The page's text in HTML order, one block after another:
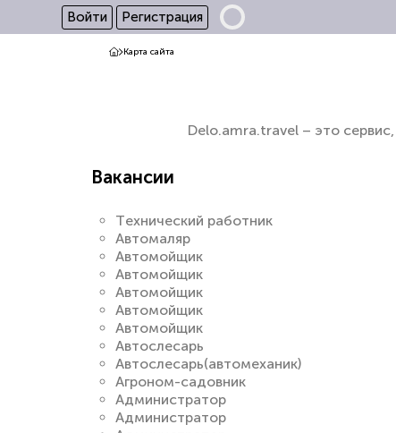
Войти Регистрация
Карта сайта
Delo.amra.travel – это
Вакансии
Tехнический работник
Автомаляр
Автомойщик
Автомойщик
Автомойщик
Автомойщик
Автомойщик
Автослесарь
Автослесарь(автомеханик)
Агроном-садовник
Администратор
Администратор